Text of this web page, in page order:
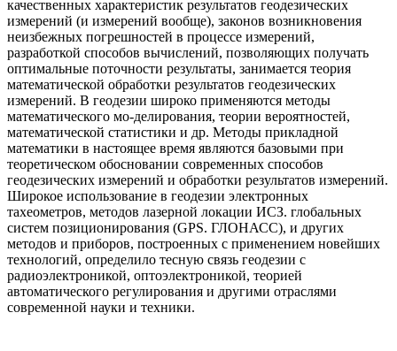
качественных характеристик результатов геодезических
измерений (и измерений вообще), законов возникновения
неизбежных погрешностей в процессе измерений,
разработкой способов вычислений, позволяющих получать
оптимальные поточности результаты, занимается теория
математической обработки результатов геодезических
измерений. В геодезии широко применяются методы
математического мо-делирования, теории вероятностей,
математической статистики и др. Методы прикладной
математики в настоящее время являются базовыми при
теоретическом обосновании современных способов
геодезических измерений и обработки результатов измерений.
Широкое использование в геодезии электронных
тахеометров, методов лазерной локации ИСЗ. глобальных
систем позиционирования (GPS. ГЛОНАСС), и других
методов и приборов, построенных с применением новейших
технологий, определило тесную связь геодезии с
радиоэлектроникой, оптоэлектроникой, теорией
автоматического регулирования и другими отраслями
современной науки и техники.